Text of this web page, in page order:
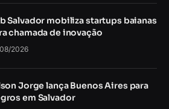
Salvador mobiliza startups baianas
chamada de inovação
2026
Jorge lança Buenos Aires para
em Salvador